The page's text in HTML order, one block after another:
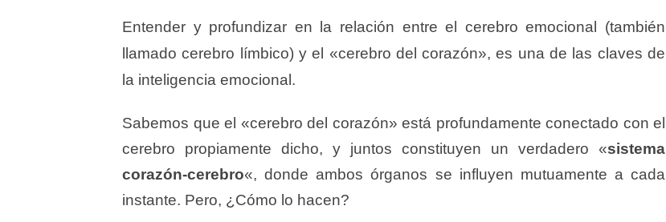
Entender y profundizar en la relación entre el cerebro emocional (también
llamado cerebro límbico) y el «cerebro del corazón», es una de las claves de
la inteligencia emocional.
Sabemos que el «cerebro del corazón» está profundamente conectado con el
cerebro propiamente dicho, y juntos constituyen un verdadero «sistema
corazón-cerebro«, donde ambos órganos se influyen mutuamente a cada
instante. Pero, ¿Cómo lo hacen?